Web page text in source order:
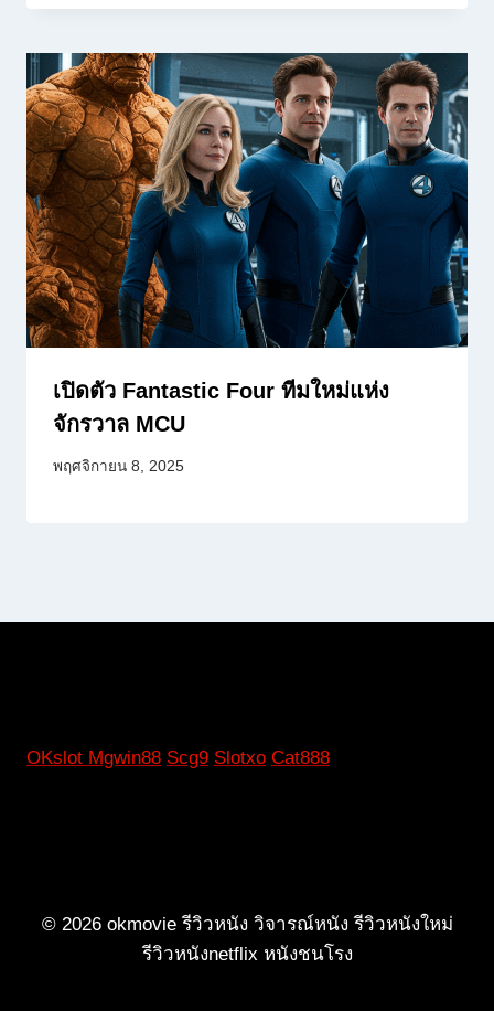
เปิดตัว Fantastic Four ทีมใหม่แห่ง
จักรวาล MCU
พฤศจิกายน 8, 2025
OKslot Mgwin88 Scg9 Slotxo Cat888
© 2026 okmovie รีวิวหนัง วิจารณ์หนัง รีวิวหนังใหม่
รีวิวหนังnetflix หนังชนโรง